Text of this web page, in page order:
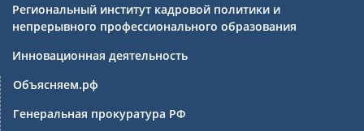
Региональный институт кадровой политики и
непрерывного профессионального образования
Инновационная деятельность
Объясняем.рф
Генеральная прокуратура РФ